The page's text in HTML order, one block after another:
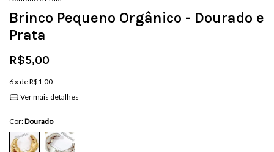
Brinco Pequeno Orgânico - Dourado e
Prata
R$5,00
6x deR$1,00
Ver mais detalhes
Cor:Dourado